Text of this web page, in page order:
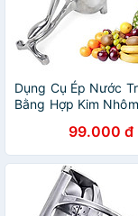
Dụng Cụ Ép Nước
Bằng Hợp Kim
99.000 đ